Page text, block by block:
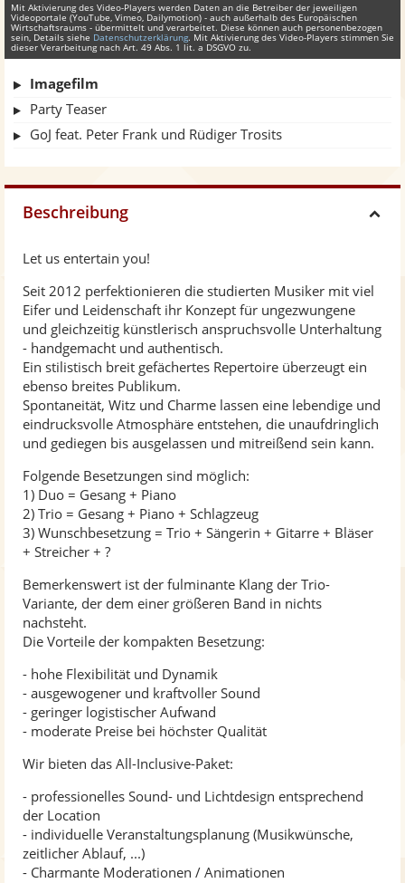
Mit Aktivierung des Video-Players werden Daten an die Betreiber der jeweiligen
Videoportale (YouTube, Vimeo, Dailymotion) - auch außerhalb des Europäischen
Wirtschaftsraums - übermittelt und verarbeitet. Diese können auch personenbezogen
sein, Details siehe Datenschutzerklärung. Mit Aktivierung des Video-Players stimmen Sie
dieser Verarbeitung nach Art. 49 Abs. 1 lit. a DSGVO zu.
Imagefilm
Party Teaser
GoJ feat. Peter Frank und Rüdiger Trosits
Beschreibung
Let us entertain you!
Seit 2012 perfektionieren die studierten Musiker mit viel
Eifer und Leidenschaft ihr Konzept für ungezwungene
und gleichzeitig künstlerisch anspruchsvolle Unterhaltung
- handgemacht und authentisch.
Ein stilistisch breit gefächertes Repertoire überzeugt ein
ebenso breites Publikum.
Spontaneität, Witz und Charme lassen eine lebendige und
eindrucksvolle Atmosphäre entstehen, die unaufdringlich
und gediegen bis ausgelassen und mitreißend sein kann.
Folgende Besetzungen sind möglich:
1) Duo = Gesang + Piano
2) Trio = Gesang + Piano + Schlagzeug
3) Wunschbesetzung = Trio + Sängerin + Gitarre + Bläser
+ Streicher + ?
Bemerkenswert ist der fulminante Klang der Trio-
Variante, der dem einer größeren Band in nichts
nachsteht.
Die Vorteile der kompakten Besetzung:
- hohe Flexibilität und Dynamik
- ausgewogener und kraftvoller Sound
- geringer logistischer Aufwand
- moderate Preise bei höchster Qualität
Wir bieten das All-Inclusive-Paket:
- professionelles Sound- und Lichtdesign entsprechend
der Location
- individuelle Veranstaltungsplanung (Musikwünsche,
zeitlicher Ablauf, ...)
- Charmante Moderationen / Animationen